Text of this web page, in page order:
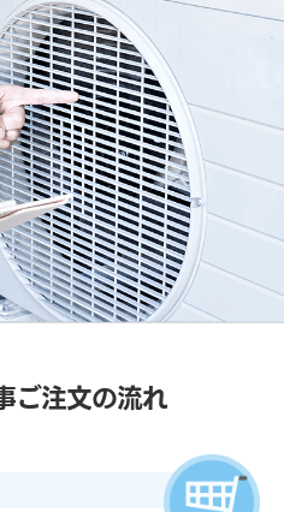
ご注文の流れ